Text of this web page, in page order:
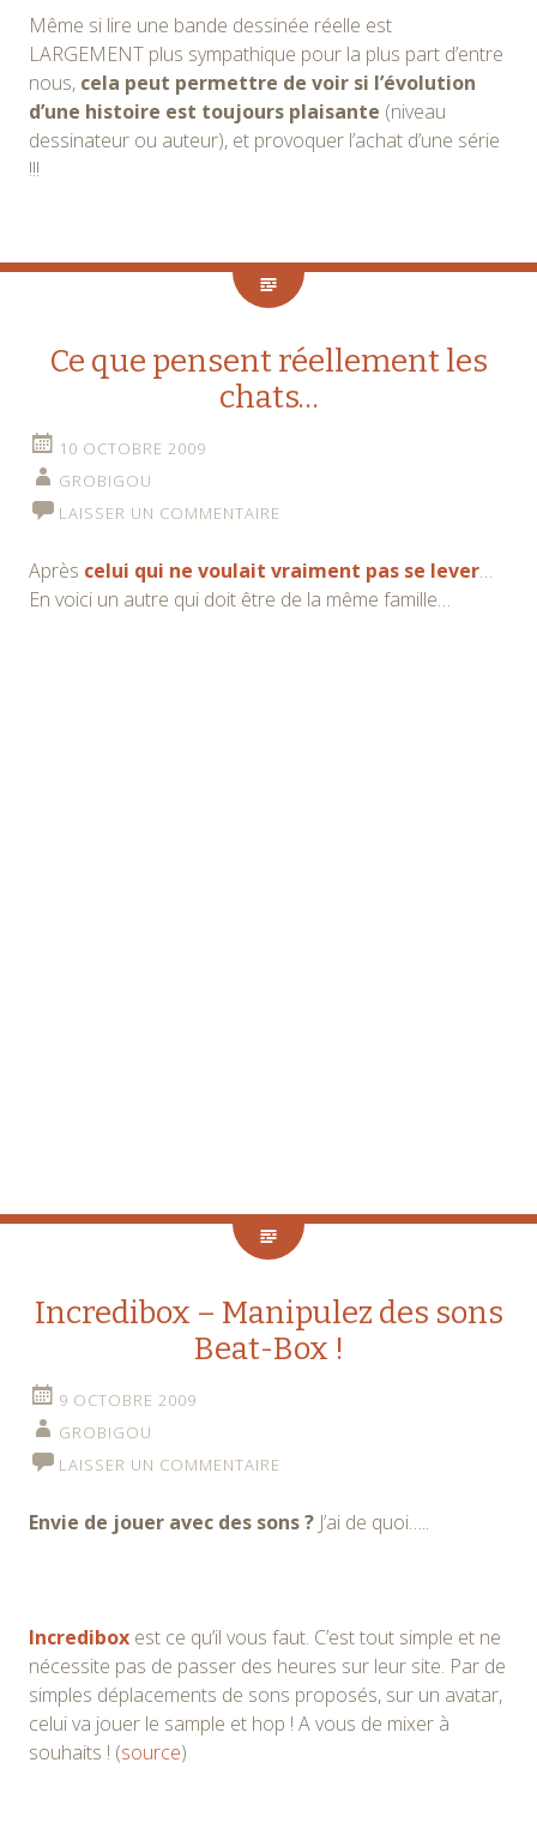
Même si lire une bande dessinée réelle est
LARGEMENT plus sympathique pour la plus part d’entre
nous, cela peut permettre de voir si l’évolution
d’une histoire est toujours plaisante (niveau
dessinateur ou auteur), et provoquer l’achat d’une série
!!!
Ce que pensent réellement les
chats…
10 OCTOBRE 2009
GROBIGOU
LAISSER UN COMMENTAIRE
Après celui qui ne voulait vraiment pas se lever…
En voici un autre qui doit être de la même famille…
Incredibox – Manipulez des sons
Beat-Box !
9 OCTOBRE 2009
GROBIGOU
LAISSER UN COMMENTAIRE
Envie de jouer avec des sons ? J’ai de quoi…..
Incredibox est ce qu’il vous faut. C’est tout simple et ne
nécessite pas de passer des heures sur leur site. Par de
simples déplacements de sons proposés, sur un avatar,
celui va jouer le sample et hop ! A vous de mixer à
souhaits ! (source)